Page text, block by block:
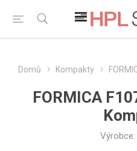
Domů Kompakty
FORMICA
Výrobce: